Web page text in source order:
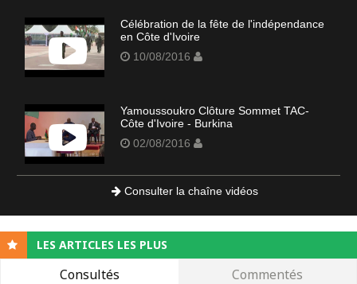
Célébration de la fête de l'indépendance
en Côte d'Ivoire
10/08/2016
Yamoussoukro Clôture Sommet TAC-
Côte d'Ivoire - Burkina
02/08/2016
Consulter la chaîne vidéos
LES ARTICLES LES PLUS
Consultés Commentés